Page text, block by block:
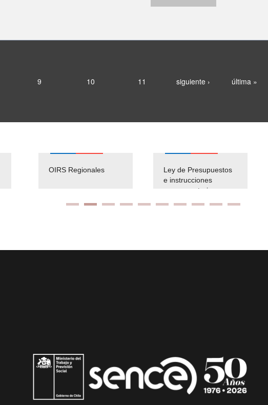
9 10 11 siguiente › última »
OIRS Regionales
Ley de Presupuestos
e instrucciones
presuspuetarias